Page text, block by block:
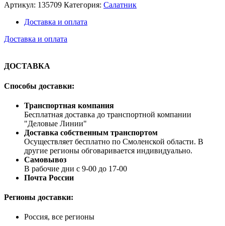
Артикул: 135709 Категория: Салатник
Доставка и оплата
Доставка и оплата
ДОСТАВКА
Способы доставки:
Транспортная компания
Бесплатная доставка до транспортной компании
"Деловые Линии"
Доставка собственным транспортом
Осуществляет бесплатно по Смоленской области. В
другие регионы обговаривается индивидуально.
Самовывоз
В рабочие дни с 9-00 до 17-00
Почта России
Регионы доставки:
Россия, все регионы